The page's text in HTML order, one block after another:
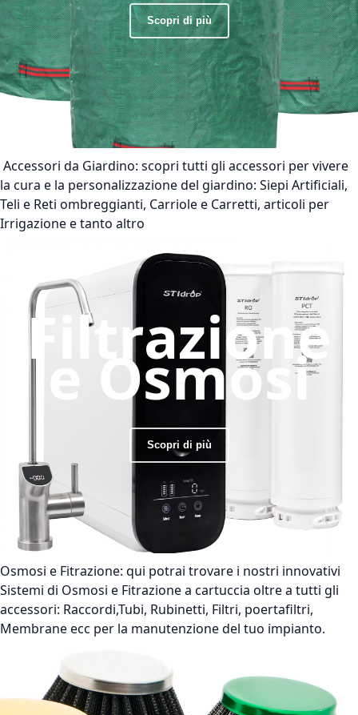
Scopri di più
Accessori da Giardino: scopri tutti gli accessori per vivere
la cura e la personalizzazione del giardino: Siepi Artificiali,
Teli e Reti ombreggianti, Carriole e Carretti, articoli per
Irrigazione e tanto altro
Filtrazione
e Osmosi
Scopri di più
Osmosi e Fitrazione: qui potrai trovare i nostri innovativi
Sistemi di Osmosi e Fitrazione a cartuccia oltre a tutti gli
accessori: Raccordi,Tubi, Rubinetti, Filtri, poertafiltri,
Membrane ecc per la manutenzione del tuo impianto.